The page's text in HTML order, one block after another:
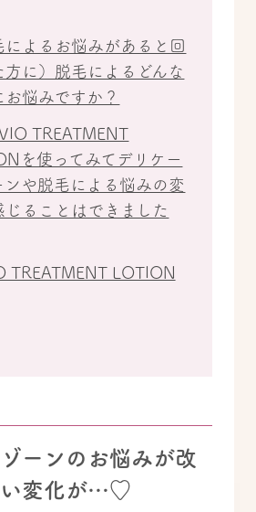
によるお悩みがあると回
方に）脱毛によるどんな
お悩みですか？
TREATMENT
を使ってみてデリケー
ンや脱毛による悩みの変
じることはできました
TREATMENT LOTION
ーンのお悩みが改
い変化が…♡